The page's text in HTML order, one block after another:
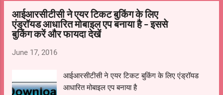
आईआरसीटीसी ने एयर टिकट बुकिंग के लिए
एंड्रॉयड आधारित मोबाइल एप बनाया है - इससे
बुकिंग करें और फायदा देखें
June 17, 2016
आईआरसीटीसी ने एयर टिकट बुकिंग के लिए एंड्रॉयड
आधारित मोबाइल एप बनाया है